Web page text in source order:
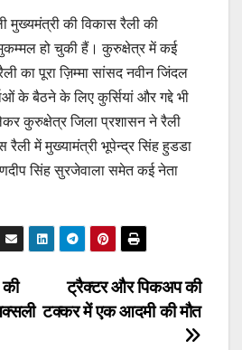
मुख्यमंत्री की विकास रैली की
हो चुकी हैं। कुरुक्षेत्र में कई
का पूरा ज़िम्मा सांसद नवीन जिंदल
के बैठने के लिए कुर्सियां और गद्दे भी
कुरुक्षेत्र जिला प्रशासन ने रैली
रैली में मुख्यामंत्री भूपेन्द्र सिंह हुडडा
सिंह सुरजेवाला समेत कई नेता
ट्रैक्टर और पिकअप की
टक्कर में एक आदमी की मौत